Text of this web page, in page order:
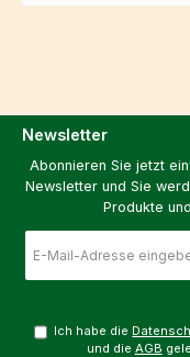
Newsletter
Abonnieren Sie jetzt
Newsletter und Sie
Produkte
Mail-
Adresse
Ich habe die
und die AGB